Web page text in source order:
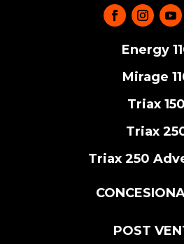
Energy
Mirage
Triax 150
Triax
Triax 250
POST